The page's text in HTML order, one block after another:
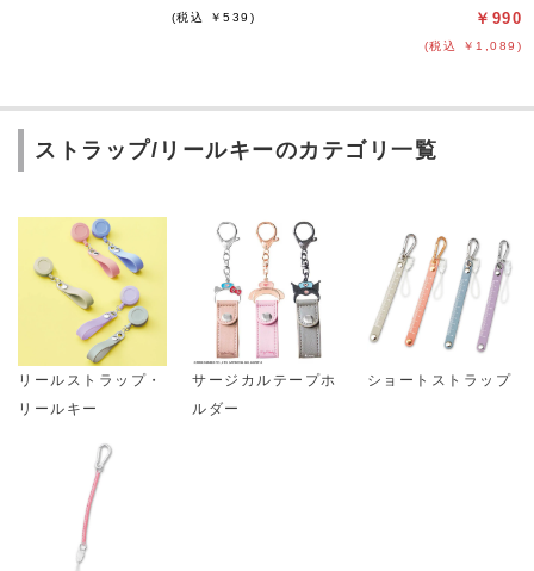
(税込 ￥539) ￥990
(税込 ￥1,089)
ストラップ/リールキーのカテゴリ一覧
リールストラップ・
リールキー
サージカルテープホ
ルダー
ショートストラップ